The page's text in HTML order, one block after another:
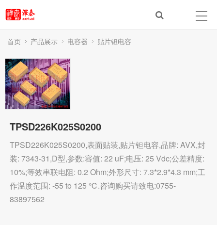
首页 产品展示 电容器 贴片钽电容
TPSD226K025S0200
TPSD226K025S0200,表面贴装,贴片钽电容,品牌: AVX,封
装: 7343-31,D型,参数:容值: 22 uF;电压: 25 Vdc;公差精度:
10%;等效串联电阻: 0.2 Ohm;外形尺寸: 7.3*2.9*4.3 mm;工
作温度范围: -55 to 125 ℃.咨询购买请致电:0755-
83897562